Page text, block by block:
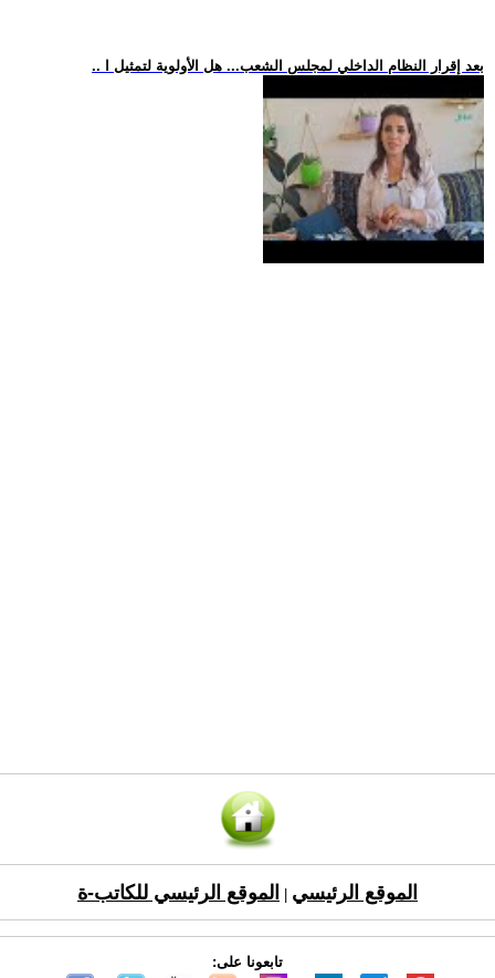
.. بعد إقرار النظام الداخلي لمجلس الشعب... هل الأولوية لتمثيل ا
الموقع الرئيسي الموقع الرئيسي للكاتب-ة
تابعونا على: